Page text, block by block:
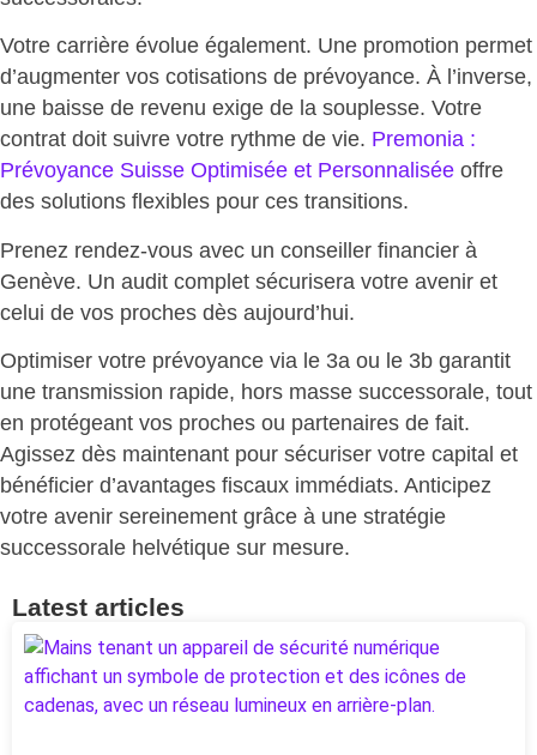
Votre carrière évolue également. Une promotion permet
d’augmenter vos cotisations de prévoyance. À l’inverse,
une baisse de revenu exige de la souplesse. Votre
contrat doit suivre votre rythme de vie. Premonia :
Prévoyance Suisse Optimisée et Personnalisée offre
des solutions flexibles pour ces transitions.
Prenez rendez-vous avec un conseiller financier à
Genève. Un audit complet sécurisera votre avenir et
celui de vos proches dès aujourd’hui.
Optimiser votre prévoyance via le 3a ou le 3b garantit
une transmission rapide, hors masse successorale, tout
en protégeant vos proches ou partenaires de fait.
Agissez dès maintenant pour sécuriser votre capital et
bénéficier d’avantages fiscaux immédiats. Anticipez
votre avenir sereinement grâce à une stratégie
successorale helvétique sur mesure.
Latest articles